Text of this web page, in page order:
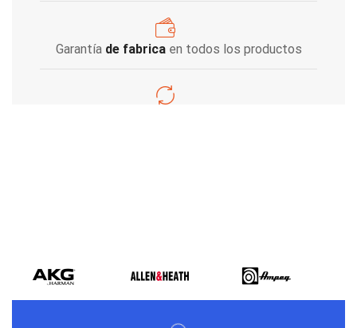
Garantía de fabricaen todos los productos